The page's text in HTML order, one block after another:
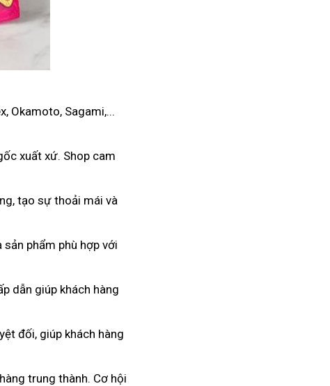
Okamoto, Sagami,...
xuất xứ. Shop cam
tạo sự thoải mái và
phẩm phù hợp với
dẫn giúp khách hàng
đối, giúp khách hàng
trung thành. Cơ hội